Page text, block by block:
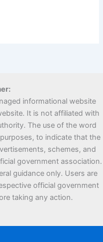
informational website
It is not affiliated with
The use of the word
to indicate that the
schemes, and
government association.
guidance only. Users are
official government
taking any action.